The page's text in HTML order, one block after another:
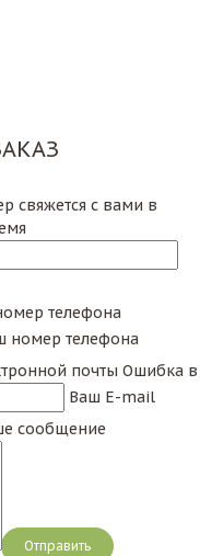
свяжется с вами в
телефона
номер телефона
почты Ошибка в
Ваш E-mail
сообщение
Сообщение